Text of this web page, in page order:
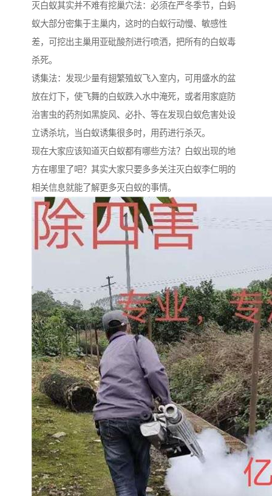
灭白蚁其实并不难有挖巢穴法：必须在严冬季节，白蚂
蚁大部分密集于主巢内，这时的白蚁行动慢、敏感性
差，可挖出主巢用亚砒酸剂进行喷洒，把所有的白蚁毒
杀死。
诱集法：发现少量有翅繁殖蚁飞入室内，可用盛水的盆
放在灯下，使飞舞的白蚁跌入水中淹死，或者用家庭防
治害虫的药剂如黑旋风、必扑、等在发现白蚁危害处设
立诱杀坑，当白蚁诱集很多时，用药进行杀灭。
现在大家应该知道灭白蚁都有哪些方法？白蚁出现的地
方在哪里了吧？其实大家只要多多关注灭白蚁李仁明的
相关信息就能了解更多灭白蚁的事情。